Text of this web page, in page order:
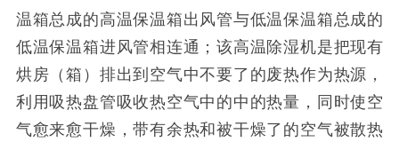
温箱总成的高温保温箱出风管与低温保温箱总成的
低温保温箱进风管相连通；该高温除湿机是把现有
烘房（箱）排出到空气中不要了的废热作为热源，
利用吸热盘管吸收热空气中的中的热量，同时使空
气愈来愈干燥，带有余热和被干燥了的空气被散热